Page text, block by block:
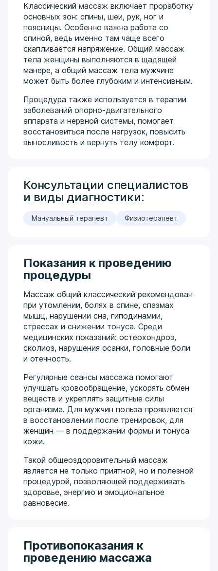
Классический массаж включает проработку
основных зон: спины, шеи, рук, ног и
поясницы. Особенно важна работа со
спиной, ведь именно там чаще всего
скапливается напряжение. Общий массаж
тела женщины выполняются в щадящей
манере, а общий массаж тела мужчине
может быть более глубоким и интенсивным.
Процедура также используется в терапии
заболеваний опорно-двигательного
аппарата и нервной системы, помогает
восстановиться после нагрузок, повысить
выносливость и вернуть телу комфорт.
Консультации специалистов
и виды диагностики:
Мануальный терапевт Физиотерапевт
Показания к проведению
процедуры
Массаж общий классический рекомендован
при утомлении, болях в спине, спазмах
мышц, нарушении сна, гиподинамии,
стрессах и снижении тонуса. Среди
медицинских показаний: остеохондроз,
сколиоз, нарушения осанки, головные боли
и отечность.
Регулярные сеансы массажа помогают
улучшать кровообращение, ускорять обмен
веществ и укреплять защитные силы
организма. Для мужчин польза проявляется
в восстановлении после тренировок, для
женщин — в поддержании формы и тонуса
кожи.
Такой общеоздоровительный массаж
является не только приятной, но и полезной
процедурой, позволяющей поддерживать
здоровье, энергию и эмоциональное
равновесие.
Противопоказания к
проведению массажа